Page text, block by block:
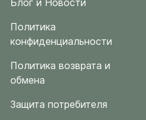
Блог и Новости
Политика
конфиденциальности
Политика возврата и
обмена
Защита потребителя